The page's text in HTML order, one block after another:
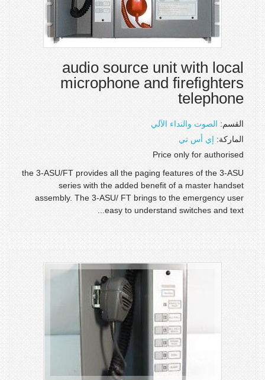
audio source unit with local
microphone and firefighters
telephone
القسم: الصوت والنداء الآلي
الماركة: إي أس تي
Price only for authorised
the 3-ASU/FT provides all the paging features of the 3-ASU
series with the added benefit of a master handset
assembly. The 3-ASU/ FT brings to the emergency user
easy to understand switches and text...